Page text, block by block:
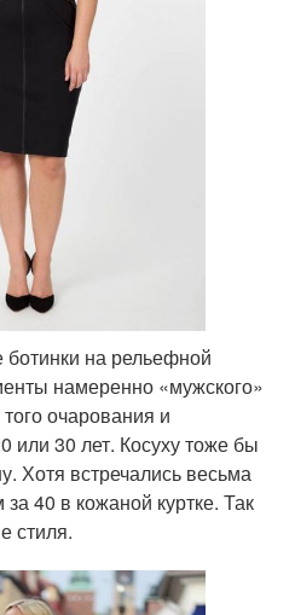
ботинки на рельефной
намеренно «мужского»
очарования и
или 30 лет. Косуху тоже бы
Хотя встречались весьма
40 в кожаной куртке. Так
стиля.